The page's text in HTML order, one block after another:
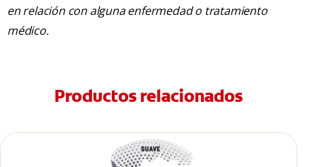
en relación con alguna enfermedad o tratamiento
médico.
Productos relacionados